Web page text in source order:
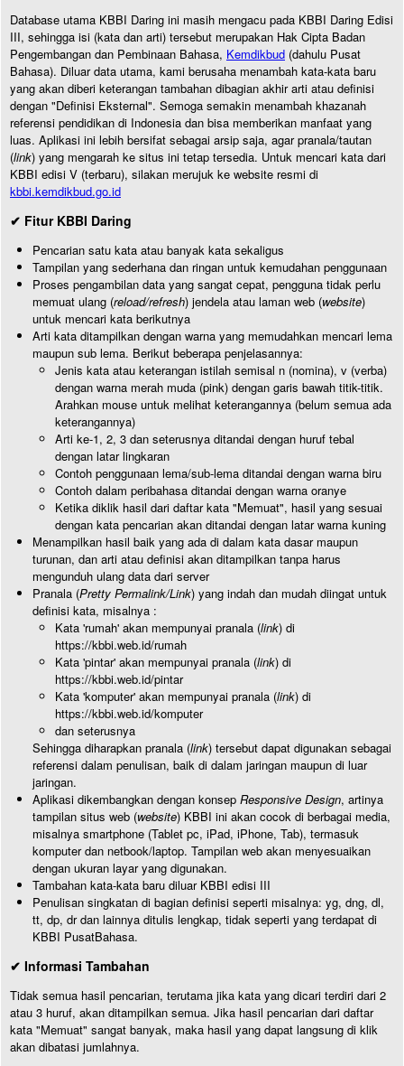
Database utama KBBI Daring ini masih mengacu pada KBBI Daring Edisi
III, sehingga isi (kata dan arti) tersebut merupakan Hak Cipta Badan
Pengembangan dan Pembinaan Bahasa, Kemdikbud (dahulu Pusat
Bahasa). Diluar data utama, kami berusaha menambah kata-kata baru
yang akan diberi keterangan tambahan dibagian akhir arti atau definisi
dengan "Definisi Eksternal". Semoga semakin menambah khazanah
referensi pendidikan di Indonesia dan bisa memberikan manfaat yang
luas. Aplikasi ini lebih bersifat sebagai arsip saja, agar pranala/tautan
(link) yang mengarah ke situs ini tetap tersedia. Untuk mencari kata dari
KBBI edisi V (terbaru), silakan merujuk ke website resmi di
kbbi.kemdikbud.go.id
✔ Fitur KBBI Daring
Pencarian satu kata atau banyak kata sekaligus
Tampilan yang sederhana dan ringan untuk kemudahan penggunaan
Proses pengambilan data yang sangat cepat, pengguna tidak perlu
memuat ulang (reload/refresh) jendela atau laman web (website)
untuk mencari kata berikutnya
Arti kata ditampilkan dengan warna yang memudahkan mencari lema
maupun sub lema. Berikut beberapa penjelasannya:
Jenis kata atau keterangan istilah semisal n (nomina), v (verba)
dengan warna merah muda (pink) dengan garis bawah titik-titik.
Arahkan mouse untuk melihat keterangannya (belum semua ada
keterangannya)
Arti ke-1, 2, 3 dan seterusnya ditandai dengan huruf tebal
dengan latar lingkaran
Contoh penggunaan lema/sub-lema ditandai dengan warna biru
Contoh dalam peribahasa ditandai dengan warna oranye
Ketika diklik hasil dari daftar kata "Memuat", hasil yang sesuai
dengan kata pencarian akan ditandai dengan latar warna kuning
Menampilkan hasil baik yang ada di dalam kata dasar maupun
turunan, dan arti atau definisi akan ditampilkan tanpa harus
mengunduh ulang data dari server
Pranala (Pretty Permalink/Link) yang indah dan mudah diingat untuk
definisi kata, misalnya :
Kata 'rumah' akan mempunyai pranala (link) di
https://kbbi.web.id/rumah
Kata 'pintar' akan mempunyai pranala (link) di
https://kbbi.web.id/pintar
Kata 'komputer' akan mempunyai pranala (link) di
https://kbbi.web.id/komputer
dan seterusnya
Sehingga diharapkan pranala (link) tersebut dapat digunakan sebagai
referensi dalam penulisan, baik di dalam jaringan maupun di luar
jaringan.
Aplikasi dikembangkan dengan konsep Responsive Design, artinya
tampilan situs web (website) KBBI ini akan cocok di berbagai media,
misalnya smartphone (Tablet pc, iPad, iPhone, Tab), termasuk
komputer dan netbook/laptop. Tampilan web akan menyesuaikan
dengan ukuran layar yang digunakan.
Tambahan kata-kata baru diluar KBBI edisi III
Penulisan singkatan di bagian definisi seperti misalnya: yg, dng, dl,
tt, dp, dr dan lainnya ditulis lengkap, tidak seperti yang terdapat di
KBBI PusatBahasa.
✔ Informasi Tambahan
Tidak semua hasil pencarian, terutama jika kata yang dicari terdiri dari 2
atau 3 huruf, akan ditampilkan semua. Jika hasil pencarian dari daftar
kata "Memuat" sangat banyak, maka hasil yang dapat langsung di klik
akan dibatasi jumlahnya.